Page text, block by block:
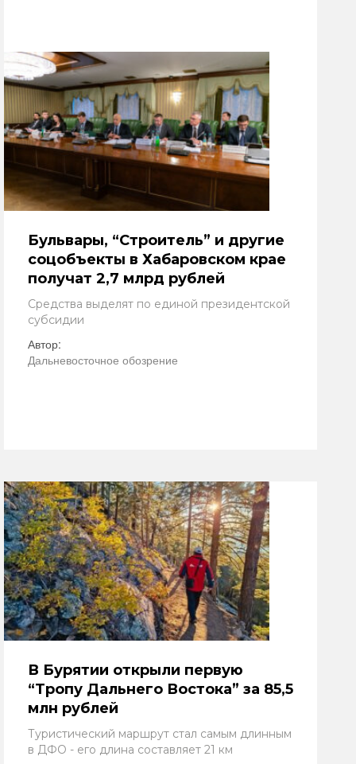
Бульвары, “Строитель” и другие
соцобъекты в Хабаровском крае
получат 2,7 млрд рублей
Средства выделят по единой президентской
субсидии
Автор:
Дальневосточное обозрение
В Бурятии открыли первую
“Тропу Дальнего Востока” за 85,5
млн рублей
Туристический маршрут стал самым длинным
в ДФО - его длина составляет 21 км